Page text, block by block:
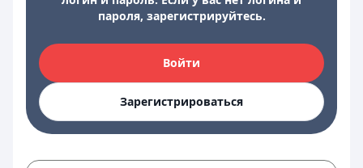
пароля, зарегистрируйтесь.
Войти
Зарегистрироваться